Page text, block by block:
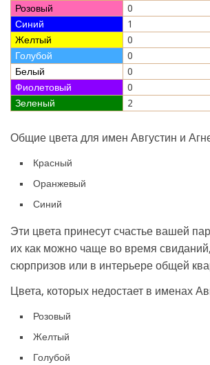
Розовый
0
Синий
1
Желтый
0
Голубой
0
Белый
0
Фиолетовый
0
Зеленый
2
Общие цвета для имен Августин и
Красный
Оранжевый
Синий
Эти цвета принесут счастье вашей
их как можно чаще во время
сюрпризов или в интерьере общей
Цвета, которых недостает в именах
Розовый
Желтый
Голубой